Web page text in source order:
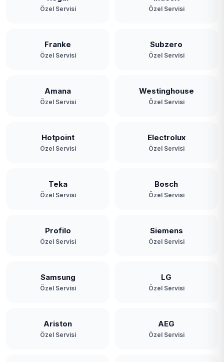
Özel Servisi Özel Servisi
Franke
Özel Servisi
Subzero
Özel Servisi
Amana
Özel Servisi
Westinghouse
Özel Servisi
Hotpoint
Özel Servisi
Electrolux
Özel Servisi
Teka
Özel Servisi
Bosch
Özel Servisi
Profilo
Özel Servisi
Siemens
Özel Servisi
Samsung
Özel Servisi
LG
Özel Servisi
Ariston
Özel Servisi
AEG
Özel Servisi